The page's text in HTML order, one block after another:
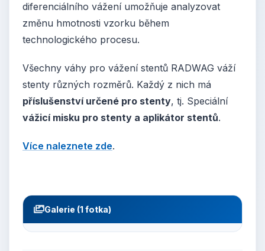
diferenciálního vážení umožňuje analyzovat
změnu hmotnosti vzorku během
technologického procesu.
Všechny váhy pro vážení stentů RADWAG váží
stenty různých rozměrů. Každý z nich má
příslušenství určené pro stenty, tj. Speciální
vážicí misku pro stenty a aplikátor stentů.
Více naleznete zde.
Galerie (1 fotka)